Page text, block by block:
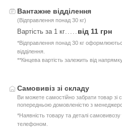
Вантажне відділення
(Відправлення понад 30 кг)
Вартість за 1 кг..... від 11 грн
*Відправлення понад 30 кг
відділення.
**Кінцева вартість залежить від
Самовивіз зі складу
Ви можете самостійно забрати товар зі
попередньою домовленістю з
*Наявність товару та деталі
телефоном.